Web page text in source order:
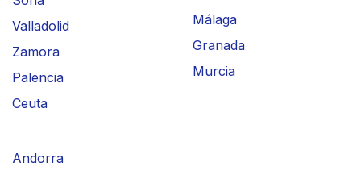
Valladolid
Zamora
Palencia
Ceuta
Málaga
Granada
Murcia
Andorra